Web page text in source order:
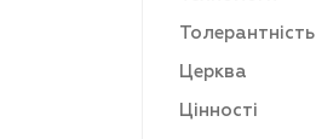
Толерантність
Церква
Цінності